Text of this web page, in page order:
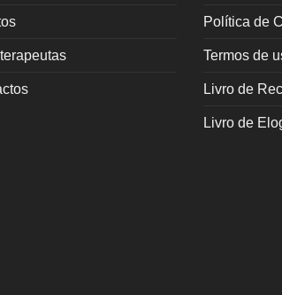
Política de
Termos de
Livro de
Livro de